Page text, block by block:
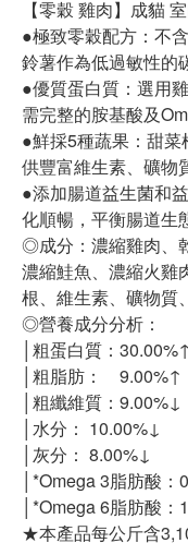
【零穀 雞肉】成貓
●極致零穀配方：不
鈴薯作為低過敏性的
●優質蛋白質：選用
需完整的胺基酸及
●鮮採5種蔬果：甜
供豐富維生素、礦物
●添加腸道益生菌和
化順暢，平衡腸道生
◎成分：濃縮雞肉、
濃縮鮭魚、濃縮火雞
根、維生素、礦物質
◎營養成分分析：
│粗蛋白質：30.00%↑
│粗脂肪： 9.00%↑
│粗纖維質：9.00%↓
│水分： 10.00%↓
│灰分： 8.00%↓
│*Omega 3脂肪酸
│*Omega 6脂肪酸
★本產品每公斤含